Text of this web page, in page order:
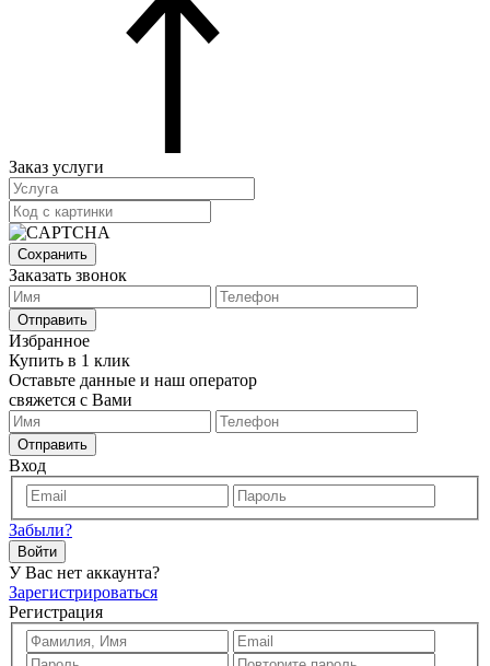
Заказ услуги
Сохранить
Заказать звонок
Отправить
Избранное
Купить в 1 клик
Оставьте данные и наш оператор
свяжется с Вами
Отправить
Вход
Забыли?
Войти
У Вас нет аккаунта?
Зарегистрироваться
Регистрация